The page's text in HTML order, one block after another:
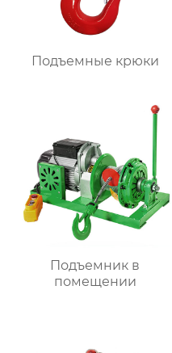
Подъемные крюки
Подъемник в
помещении